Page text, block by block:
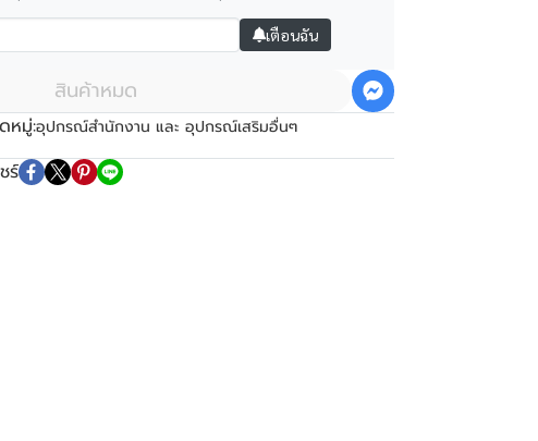
เตือนฉัน
สินค้าหมด
หมู่:อุปกรณ์สำนักงาน และ อุปกรณ์เสริมอื่นๆ
ร์